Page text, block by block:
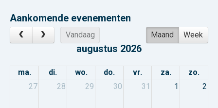
Aankomende evenementen
Vandaag Maand Week
augustus 2026
ma. di. wo. do. vr. za.
zo.
27
28 29 30 31 1 2